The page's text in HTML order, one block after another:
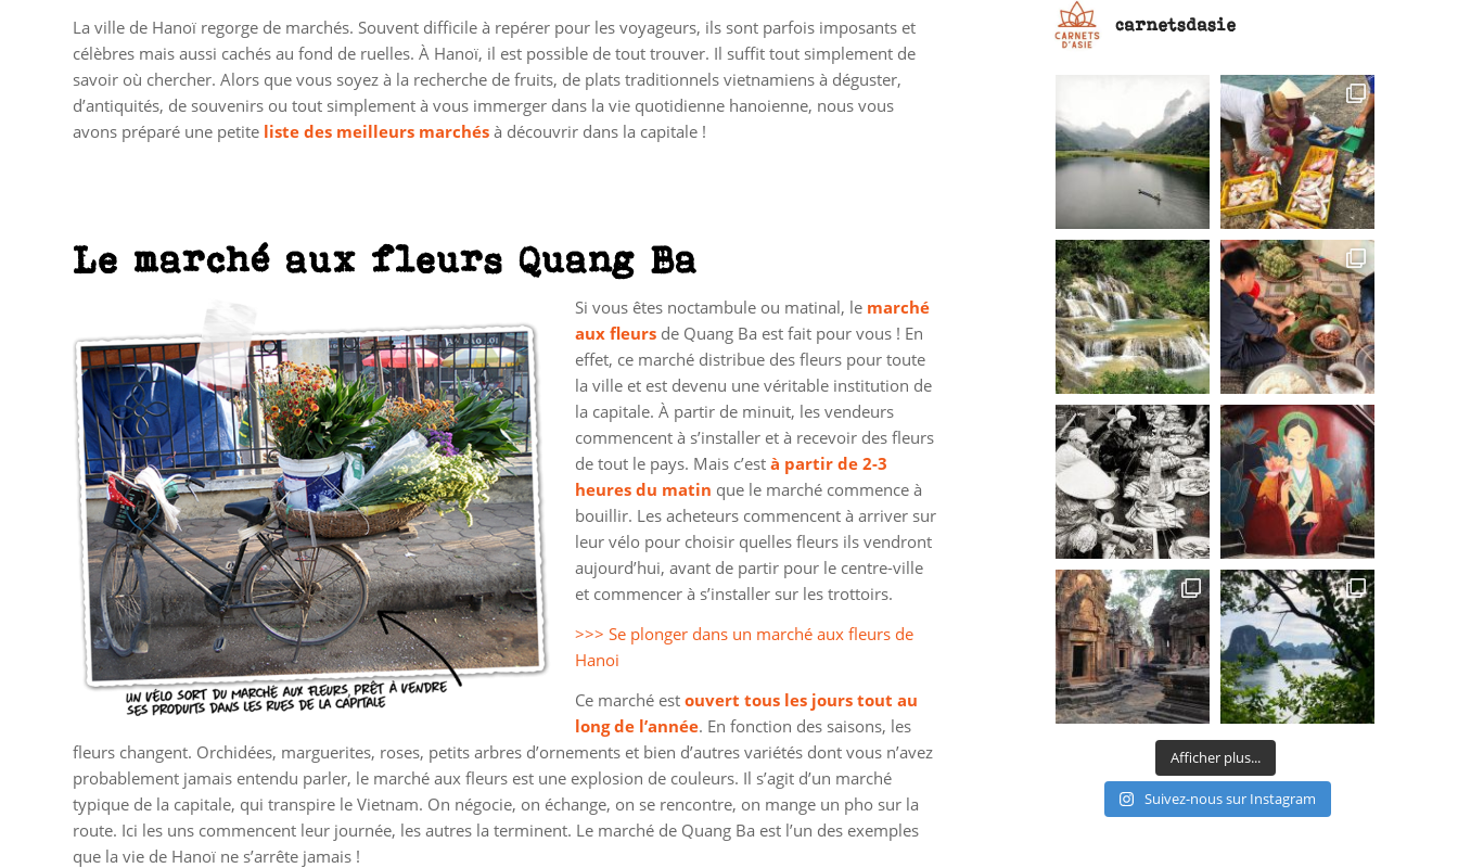
La ville de Hanoï regorge de marchés. Souvent difficile à repérer pour les voyageurs, ils sont parfois imposants et
célèbres mais aussi cachés au fond de ruelles. À Hanoï, il est possible de tout trouver. Il suffit tout simplement de
savoir où chercher. Alors que vous soyez à la recherche de fruits, de plats traditionnels vietnamiens à déguster,
d’antiquités, de souvenirs ou tout simplement à vous immerger dans la vie quotidienne hanoienne, nous vous
avons préparé une petite liste des meilleurs marchés à découvrir dans la capitale !
Le marché aux fleurs Quang Ba
Si vous êtes noctambule ou matinal, le marché
aux fleurs de Quang Ba est fait pour vous ! En
effet, ce marché distribue des fleurs pour toute
la ville et est devenu une véritable institution de
la capitale. À partir de minuit, les vendeurs
commencent à s’installer et à recevoir des fleurs
de tout le pays. Mais c’est à partir de 2-3
heures du matin que le marché commence à
bouillir. Les acheteurs commencent à arriver sur
leur vélo pour choisir quelles fleurs ils vendront
aujourd’hui, avant de partir pour le centre-ville
et commencer à s’installer sur les trottoirs.
>>> Se plonger dans un marché aux fleurs de
Hanoi
Ce marché est ouvert tous les jours tout au
long de l’année. En fonction des saisons, les
fleurs changent. Orchidées, marguerites, roses, petits arbres d’ornements et bien d’autres variétés dont vous n’avez
probablement jamais entendu parler, le marché aux fleurs est une explosion de couleurs. Il s’agit d’un marché
typique de la capitale, qui transpire le Vietnam. On négocie, on échange, on se rencontre, on mange un pho sur la
route. Ici les uns commencent leur journée, les autres la terminent. Le marché de Quang Ba est l’un des exemples
que la vie de Hanoï ne s’arrête jamais !
carnetsdasie
Afficher plus...
Suivez-nous sur Instagram